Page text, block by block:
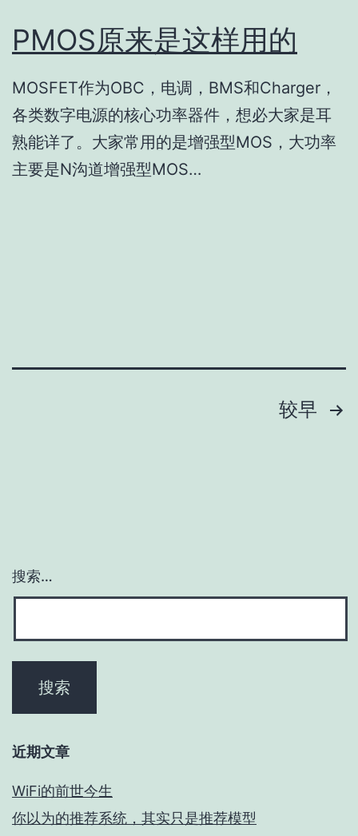
PMOS原来是这样用的
MOSFET作为OBC，电调，BMS和Charger，
各类数字电源的核心功率器件，想必大家是耳
熟能详了。大家常用的是增强型MOS，大功率
主要是N沟道增强型MOS…
较早
搜索…
近期文章
WiFi的前世今生
你以为的推荐系统，其实只是推荐模型